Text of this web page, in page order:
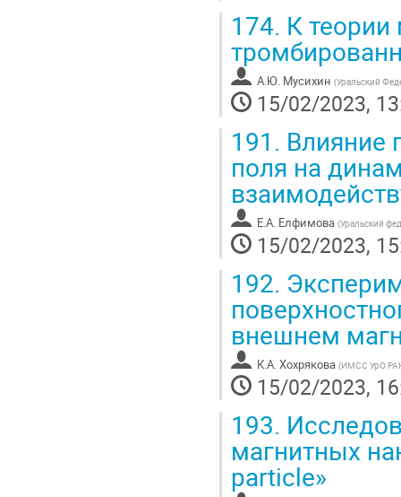
174. К теории
А.Ю. Мусихин (Уральский
15/02/2023,
191. Влияние
поля на
Е.А. Елфимова (Уральский
15/02/2023,
192.
внешнем
К.А. Хохрякова (ИМСС УрО
15/02/2023,
193.
магнитных
particle»